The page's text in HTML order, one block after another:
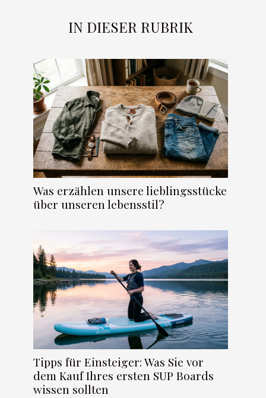
IN DIESER RUBRIK
Was erzählen unsere lieblingsstücke
über unseren lebensstil?
Tipps für Einsteiger: Was Sie vor
dem Kauf Ihres ersten SUP Boards
wissen sollten